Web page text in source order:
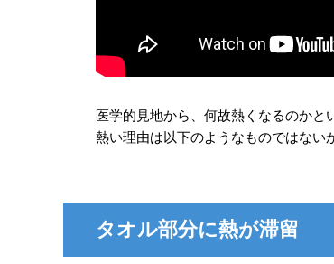
医学的見地から、何故熱くなるのかと
熱い理由は以下のようなものではない
タオル部分に熱が滞留